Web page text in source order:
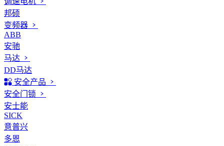
邦硕
变频器
ABB
安驰
马达
DD马达
安全产品
安全门锁
安士能
SICK
意普兴
多恩